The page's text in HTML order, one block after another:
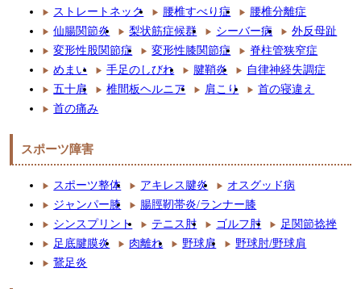
ストレートネック
腰椎すべり症
腰椎分離症
仙腸関節炎
梨状筋症候群 シーバー病
外反母趾
変形性股関節症
変形性膝関節症
脊柱管狭窄症
めまい
手足のしびれ 腱鞘炎
自律神経失調症
五十肩
椎間板ヘルニア 肩こり
首の寝違え
首の痛み
スポーツ障害
スポーツ整体 アキレス腱炎
オスグッド病
ジャンパー膝
腸脛靭帯炎/ランナー膝
シンスプリント
テニス肘 ゴルフ肘
足関節捻挫
足底腱膜炎
肉離れ 野球肩
野球肘/野球肩
鵞足炎